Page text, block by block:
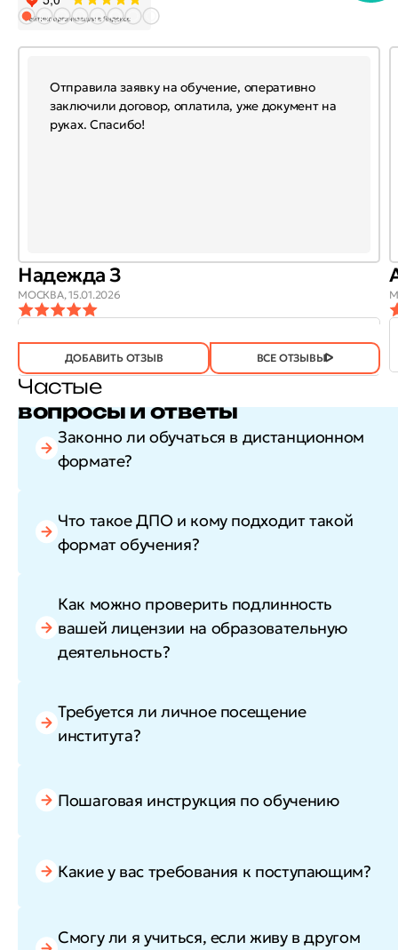
Отправила заявку на обучение, оперативно
заключили договор, оплатила, уже документ на
руках. Спасибо!
Надежда З
МОСКВА,15.01.2026
ПОЛЕЗЕН?
ДА(746) НЕТ(21)
ДОБАВИТЬ ОТЗЫВ ВСЕ ОТЗЫВЫ
Частые
вопросы и ответы
Законно ли обучаться в дистанционном
формате?
Что такое ДПО и кому подходит такой
формат обучения?
Как можно проверить подлинность
вашей лицензии на образовательную
деятельность?
Требуется ли личное посещение
института?
Пошаговая инструкция по обучению
Какие у вас требования к поступающим?
Смогу ли я учиться, если живу в другом